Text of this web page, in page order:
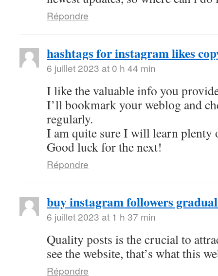
Répondre
hashtags for instagram likes
6 juillet 2023 at 0 h 44 min
I like the valuable info you
I’ll bookmark your weblog and
regularly.
I am quite sure I will learn plenty
Good luck for the next!
Répondre
buy instagram followers
6 juillet 2023 at 1 h 37 min
Quality posts is the crucial to
see the website, that’s what this
Répondre